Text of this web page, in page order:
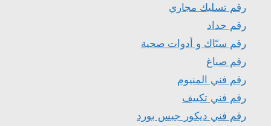
رقم تسليك مجاري
رقم حداد
رقم سبّاك و أدوات صحية
رقم صباغ
رقم فني المنيوم
رقم فني تكييف
رقم فني ديكور جبس بورد